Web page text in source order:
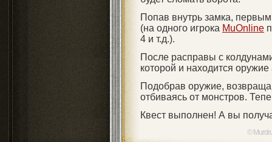
Попав внутрь замка,
(на одного игрока MuOnline
4 и т.д.).
После расправы с
которой и находится
Подобрав оружие,
отбиваясь от монстров.
Квест выполнен! А вы
©